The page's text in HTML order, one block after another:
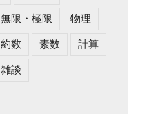
無限・極限 物理
約数 素数 計算
雑談